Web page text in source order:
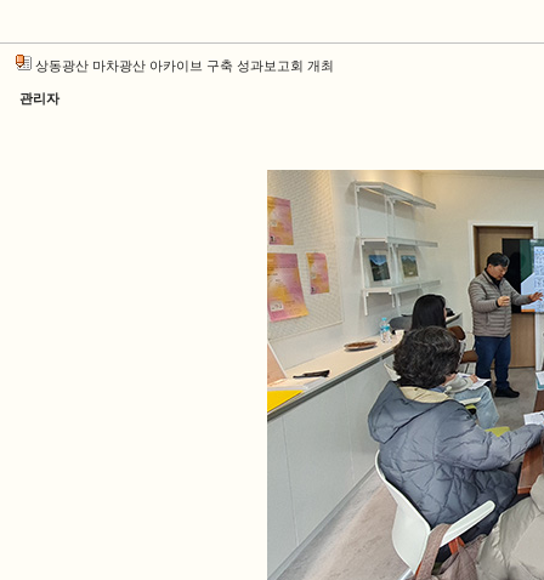
상동광산 마차광산 아카이브 구축 성과보고회 개최
관리자